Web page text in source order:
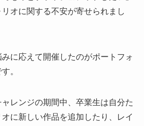
オに関する不安が寄せられまし
に応えて開催したのがポートフォ
。
レンジの期間中、卒業生は自分た
に新しい作品を追加したり、レイ